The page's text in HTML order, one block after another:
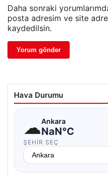
Daha sonraki
posta adresim ve site
kaydedilsin.
Hava Durumu
☁Ankara
NaN°C
ŞEHIR SEÇ